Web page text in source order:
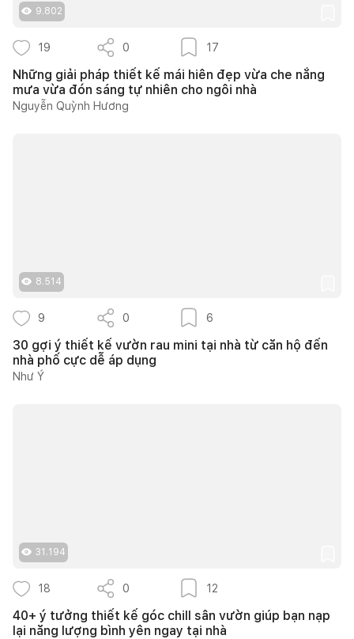
9.802
19 0 17
Những giải pháp thiết kế mái hiên đẹp vừa che nắng
mưa vừa đón sáng tự nhiên cho ngôi nhà
Nguyễn Quỳnh Hương
8.514
9 0 6
30 gợi ý thiết kế vườn rau mini tại nhà từ căn hộ đến
nhà phố cực dễ áp dụng
Như Ý
31.194
18 0 12
40+ ý tưởng thiết kế góc chill sân vườn giúp bạn nạp
lại năng lượng bình yên ngay tại nhà